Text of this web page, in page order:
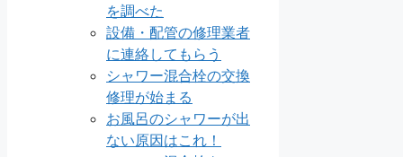
を調べた
設備・配管の修理業者
に連絡してもらう
シャワー混合栓の交換
修理が始まる
お風呂のシャワーが出
ない原因はこれ！